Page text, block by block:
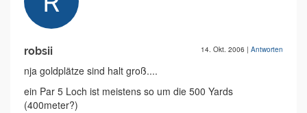
robsii 14. Okt. 2006 | Antworten
nja goldplätze sind halt groß....
ein Par 5 Loch ist meistens so um die 500 Yards
(400meter?)